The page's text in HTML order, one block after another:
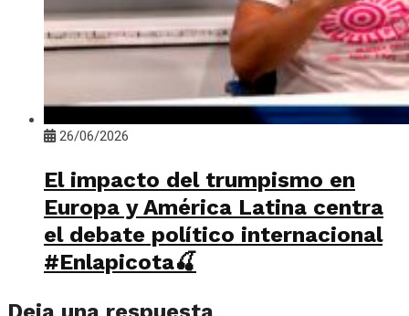
26/06/2026
El impacto del trumpismo en
Europa y América Latina centra
el debate político internacional
#Enlapicota🍒